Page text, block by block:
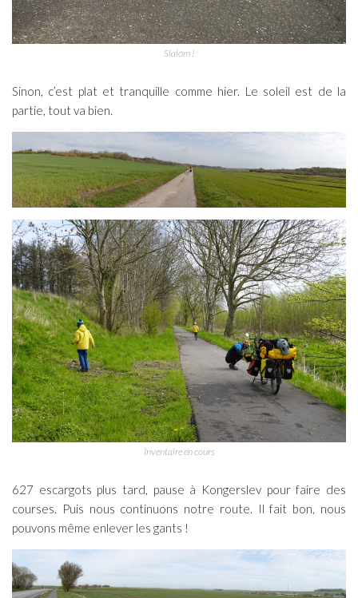
Slalom !
Sinon, c’est plat et tranquille comme hier. Le soleil est de la
partie, tout va bien.
Inventaire en cours
627 escargots plus tard, pause à Kongerslev pour faire des
courses. Puis nous continuons notre route. Il fait bon, nous
pouvons même enlever les gants !